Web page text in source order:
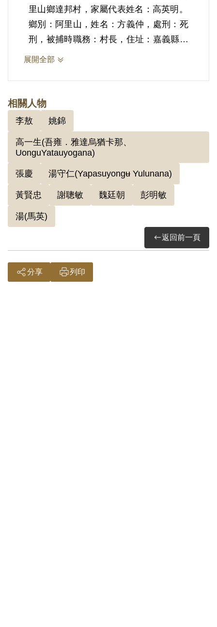
里山鄉達邦村，家屬代表姓名：高英明。
鄉別：阿里山，姓名：方義仲，處刑：死
刑，被捕時職務：村長，住址：嘉義縣阿
里山鄉達邦村，家屬代表姓名：方文達。
里山鄉樂野村，家屬代表姓名：湯進賢。
2.魏廷朝(1936-1999)，出生於桃園，就
讀於義民中學時期，喜歡歷史老師黃賢
忠、國文老師姚錦的課，當時也開始閱讀
魯迅作品。後考取成功中學，但因拒絕參
加救國團而退學自修，於1954年以同等
學歷考上台大法律系。畢業及退伍後，於
1961-1963年間曾任國防部作戰情報研究
室研究員、中央研究院近代史研究所助理
研究員。1963年因與謝聰敏、彭明敏撰
《台灣人民自救運動宣言》，被捕入獄，
被判有期徒刑8年，後減刑為4年，於
展開全部
相關人物
李敖 姚錦
高一生(吾雍．雅達烏猶卡那、
UonguYatauyogana)
張慶 湯守仁(Yapasuyongʉ Yulunana)
黃賢忠 謝聰敏 魏廷朝 彭明敏
湯(馬英)
返回前一頁
分享 列印